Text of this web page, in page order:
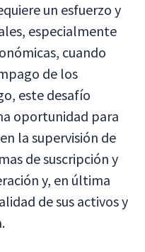
un esfuerzo y
especialmente
cuando
de los
este desafío
oportunidad para
la supervisión de
de suscripción y
y, en última
de sus activos y